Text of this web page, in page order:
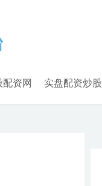
配资网 实盘配资炒股